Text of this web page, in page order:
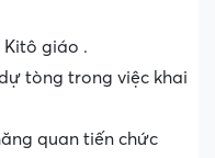
Kitô giáo .
tòng trong việc khai
quan tiến chức